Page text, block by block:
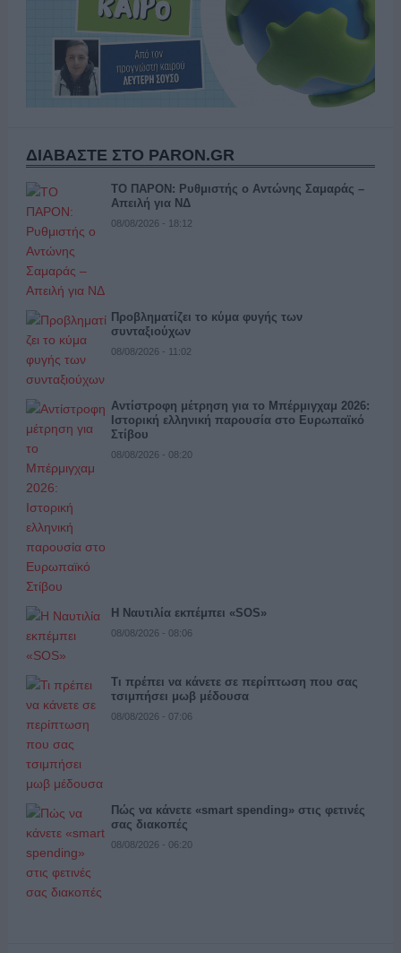
ΔΙΑΒΑΣΤΕ ΣΤΟ PARON.GR
ΤΟ ΠΑΡΟΝ: Ρυθμιστής ο Αντώνης Σαμαράς –
Απειλή για ΝΔ
08/08/2026 - 18:12
Προβληματίζει το κύμα φυγής των
συνταξιούχων
08/08/2026 - 11:02
Αντίστροφη μέτρηση για το Μπέρμιγχαμ 2026:
Ιστορική ελληνική παρουσία στο Ευρωπαϊκό
Στίβου
08/08/2026 - 08:20
Η Ναυτιλία εκπέμπει «SOS»
08/08/2026 - 08:06
Τι πρέπει να κάνετε σε περίπτωση που σας
τσιμπήσει μωβ μέδουσα
08/08/2026 - 07:06
Πώς να κάνετε «smart spending» στις φετινές
σας διακοπές
08/08/2026 - 06:20